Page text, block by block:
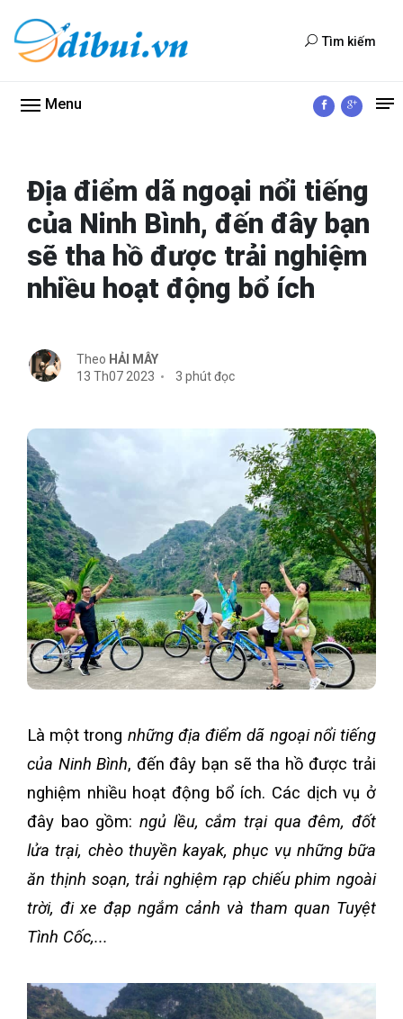
Tìm kiếm
Menu
Địa điểm dã ngoại nổi tiếng
của Ninh Bình, đến đây bạn
sẽ tha hồ được trải nghiệm
nhiều hoạt động bổ ích
Theo HẢI MÂY
13 Th07 2023
3 phút đọc
Là một trong những địa điểm dã ngoại nổi tiếng
của Ninh Bình, đến đây bạn sẽ tha hồ được trải
nghiệm nhiều hoạt động bổ ích. Các dịch vụ ở
đây bao gồm: ngủ lều, cắm trại qua đêm, đốt
lửa trại, chèo thuyền kayak, phục vụ những bữa
ăn thịnh soạn, trải nghiệm rạp chiếu phim ngoài
trời, đi xe đạp ngắm cảnh và tham quan Tuyệt
Tình Cốc,...